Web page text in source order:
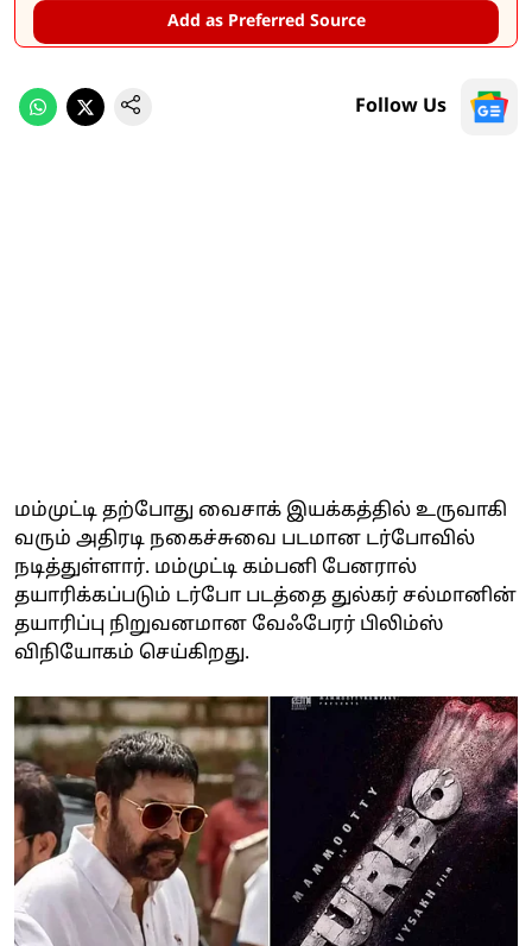
Add as Preferred Source
Follow Us
மம்முட்டி தற்போது வைசாக் இயக்கத்தில் உருவாகி
வரும் அதிரடி நகைச்சுவை படமான டர்போவில்
நடித்துள்ளார். மம்முட்டி கம்பனி பேனரால்
தயாரிக்கப்படும் டர்போ படத்தை துல்கர் சல்மானின்
தயாரிப்பு நிறுவனமான வேஃபேரர் பிலிம்ஸ்
விநியோகம் செய்கிறது.